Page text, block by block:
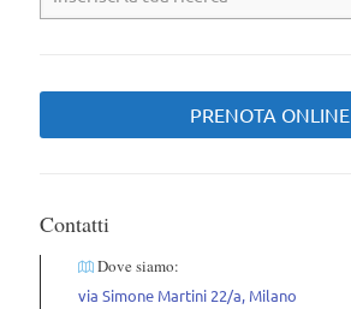
PRENOTA ONLINE
Contatti
Dove siamo:
via Simone Martini 22/a, Milano